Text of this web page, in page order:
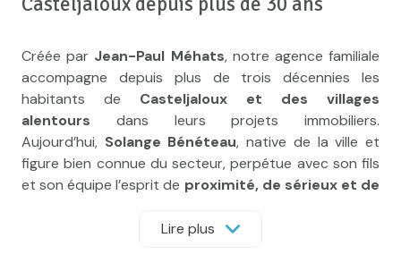
Créée par Jean-Paul Méhats, notre agence familiale
accompagne depuis plus de trois décennies les
habitants de Casteljaloux et des villages
alentours dans leurs projets immobiliers.
Aujourd’hui, Solange Bénéteau, native de la ville et
figure bien connue du secteur, perpétue avec son fils
et son équipe l’esprit de proximité, de sérieux et de
Lire plus